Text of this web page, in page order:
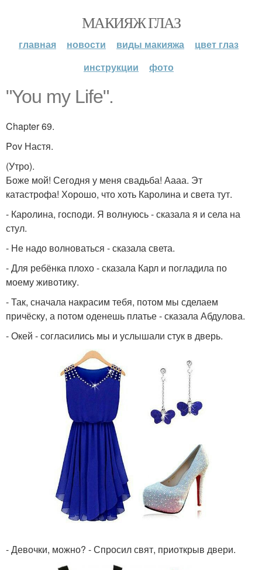
МАКИЯЖ ГЛАЗ
главная новости виды макияжа
цвет глаз
инструкции
фото
"You my Life".
Chapter 69.
Pov Настя.
(Утро).
Боже мой! Сегодня у меня свадьба! Аааа. Эт
катастрофа! Хорошо, что хоть Каролина и света тут.
- Каролина, господи. Я волнуюсь - сказала я и села на
стул.
- Не надо волноваться - сказала света.
- Для ребёнка плохо - сказала Карл и погладила по
моему животику.
- Так, сначала накрасим тебя, потом мы сделаем
причёску, а потом оденешь платье - сказала Абдулова.
- Окей - согласились мы и услышали стук в дверь.
- Девочки, можно? - Спросил свят, приоткрыв двери.